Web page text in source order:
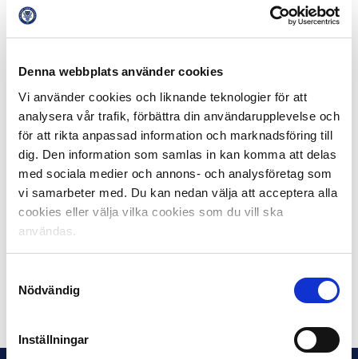
Denna webbplats använder cookies
Vi använder cookies och liknande teknologier för att
analysera vår trafik, förbättra din användarupplevelse och
för att rikta anpassad information och marknadsföring till
dig. Den information som samlas in kan komma att delas
med sociala medier och annons- och analysföretag som
vi samarbeter med. Du kan nedan välja att acceptera alla
cookies eller välja vilka cookies som du vill ska
användas.
Nödvändig
Inställningar
Sammandrag från samtliga matcher i Allsvenskan
eller Superettan
Push-notiser
Möjlighet att köpa biljett till matcher
Senaste nytt från ligan och klubbarna
Spela Allsvenskan Fantasy
Håll koll på tabellen och spelschemat
Ladda hem Allsvenskan Live och
Allsvenskan-klubbarnas appar här.
klubbarnas appar här.